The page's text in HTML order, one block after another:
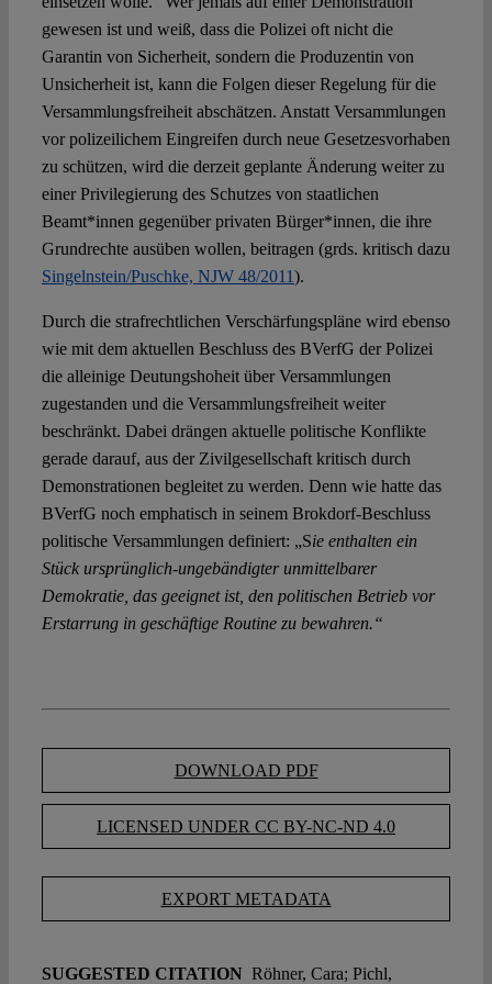
gewesen ist und weiß, dass die Polizei oft nicht die
Garantin von Sicherheit, sondern die Produzentin von
Unsicherheit ist, kann die Folgen dieser Regelung für die
Versammlungsfreiheit abschätzen. Anstatt Versammlungen
vor polizeilichem Eingreifen durch neue Gesetzesvorhaben
zu schützen, wird die derzeit geplante Änderung weiter zu
einer Privilegierung des Schutzes von staatlichen
Beamt*innen gegenüber privaten Bürger*innen, die ihre
Grundrechte ausüben wollen, beitragen (grds. kritisch dazu
Singelnstein/Puschke, NJW 48/2011).
Durch die strafrechtlichen Verschärfungspläne wird ebenso
wie mit dem aktuellen Beschluss des BVerfG der Polizei
die alleinige Deutungshoheit über Versammlungen
zugestanden und die Versammlungsfreiheit weiter
beschränkt. Dabei drängen aktuelle politische Konflikte
gerade darauf, aus der Zivilgesellschaft kritisch durch
Demonstrationen begleitet zu werden. Denn wie hatte das
BVerfG noch emphatisch in seinem Brokdorf-Beschluss
politische Versammlungen definiert: „Sie enthalten ein
Stück ursprünglich-ungebändigter unmittelbarer
Demokratie, das geeignet ist, den politischen Betrieb vor
Erstarrung in geschäftige Routine zu bewahren.“
DOWNLOAD PDF
LICENSED UNDER CC BY-NC-ND 4.0
EXPORT METADATA
SUGGESTED CITATION Röhner, Cara; Pichl,